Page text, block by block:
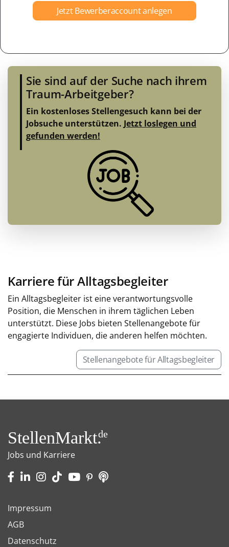
Jetzt Bewerberaccount anlegen
Sie sind auf der Suche nach ihrem
Traum-Arbeitgeber?
Ein kostenloses Stellengesuch kann bei der
Jobsuche unterstützen. Jetzt loslegen und
gefunden werden!
Karriere für Alltagsbegleiter
Ein Alltagsbegleiter ist eine verantwortungsvolle
Position, die Menschen in ihrem täglichen Leben
unterstützt. Diese Jobs bieten Stellenangebote für
engagierte Individuen, die anderen helfen möchten.
Stellenangebote für Alltagsbegleiter
StellenMarkt.de
Jobs und Karriere
Impressum
AGB
Datenschutz